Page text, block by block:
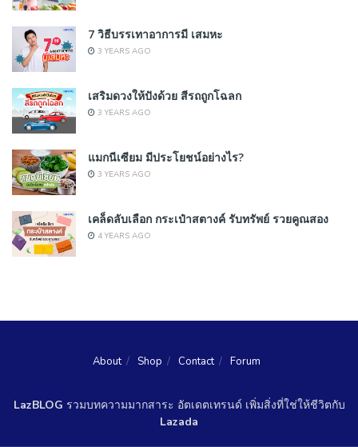
7 วิธีบรรเทาอาการมี เสมหะ
3 YEARS AGO
เสริมดวงให้ปังด้วย สีรถถูกโฉลก
3 YEARS AGO
แมกนีเซียม มีประโยชน์อย่างไร?
3 YEARS AGO
เคล็ดลับเลือก กระเป๋าสตางค์ รับทรัพย์ รวยคูณสอง
4 YEARS AGO
About Shop Contact Forum
LazBLOG รวมบทความมากสาระ อัตเดตเทรนด์ เพิ่มสิ่งที่ใช่ให้ชีวิตกับ
Lazada